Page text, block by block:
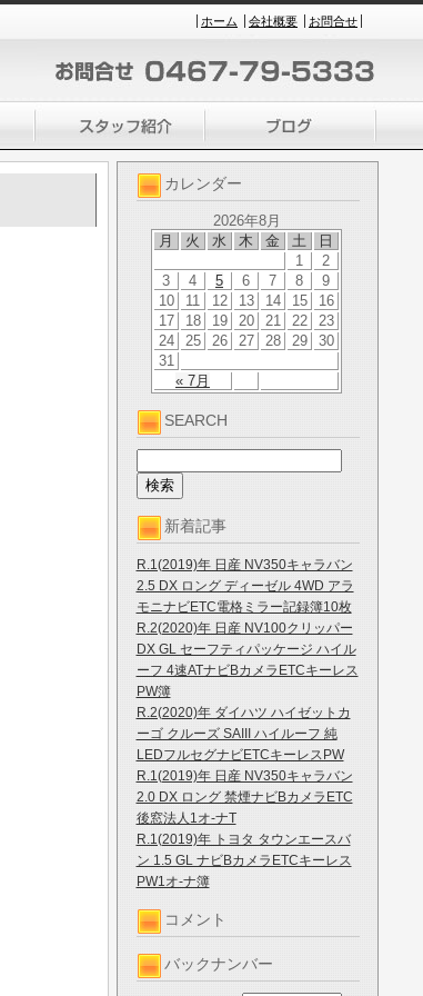
ホーム 会社概要 お問合せ
カレンダー
2026年8月
月
火 水 木 金 土 日
« 7月
1
2
3
4 5 6 7 8
9
10
11 12 13 14 15
16
17
18 19 20 21 22
23
24
25 26 27 28 29
30
31
SEARCH
新着記事
R.1(2019)年 日産 NV350キャラバン
2.5 DX ロング ディーゼル 4WD アラ
モニナビETC電格ミラー記録簿10枚
R.2(2020)年 日産 NV100クリッパー
DX GL セーフティパッケージ ハイル
ーフ 4速ATナビBカメラETCキーレス
PW簿
R.2(2020)年 ダイハツ ハイゼットカ
ーゴ クルーズ SAIII ハイルーフ 純
LEDフルセグナビETCキーレスPW
R.1(2019)年 日産 NV350キャラバン
2.0 DX ロング 禁煙ナビBカメラETC
後窓法人1オ-ナT
R.1(2019)年 トヨタ タウンエースバ
ン 1.5 GL ナビBカメラETCキーレス
PW1オ-ナ簿
コメント
バックナンバー